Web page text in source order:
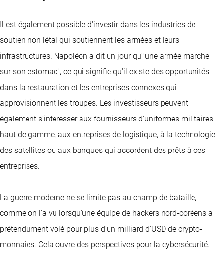
Il est également possible d'investir dans les industries de
soutien non létal qui soutiennent les armées et leurs
infrastructures. Napoléon a dit un jour qu'"une armée marche
sur son estomac", ce qui signifie qu'il existe des opportunités
dans la restauration et les entreprises connexes qui
approvisionnent les troupes. Les investisseurs peuvent
également s'intéresser aux fournisseurs d'uniformes militaires
haut de gamme, aux entreprises de logistique, à la technologie
des satellites ou aux banques qui accordent des prêts à ces
entreprises.
La guerre moderne ne se limite pas au champ de bataille,
comme on l'a vu lorsqu'une équipe de hackers nord-coréens a
prétendument volé pour plus d'un milliard d'USD de crypto-
monnaies. Cela ouvre des perspectives pour la cybersécurité.